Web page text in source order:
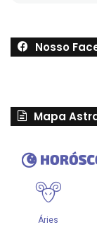
Nosso
Mapa